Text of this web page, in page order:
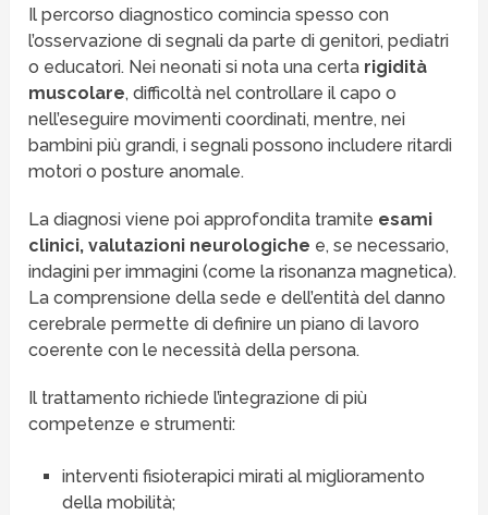
Il percorso diagnostico comincia spesso con
l’osservazione di segnali da parte di genitori, pediatri
o educatori. Nei neonati si nota una certa rigidità
muscolare, difficoltà nel controllare il capo o
nell’eseguire movimenti coordinati, mentre, nei
bambini più grandi, i segnali possono includere ritardi
motori o posture anomale.
La diagnosi viene poi approfondita tramite esami
clinici, valutazioni neurologiche e, se necessario,
indagini per immagini (come la risonanza magnetica).
La comprensione della sede e dell’entità del danno
cerebrale permette di definire un piano di lavoro
coerente con le necessità della persona.
Il trattamento richiede l’integrazione di più
competenze e strumenti:
interventi fisioterapici mirati al miglioramento
della mobilità;